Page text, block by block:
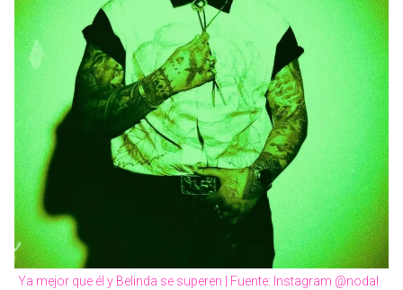
Ya mejor que él y Belinda se superen | Fuente: Instagram @nodal